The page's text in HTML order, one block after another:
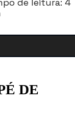
de leitura: 4
DE